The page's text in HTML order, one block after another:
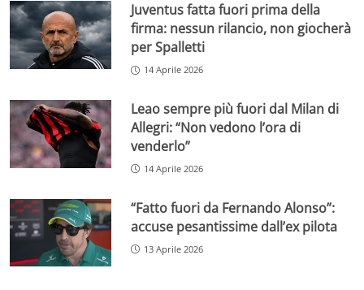
Juventus fatta fuori prima della
firma: nessun rilancio, non giocherà
per Spalletti
14 Aprile 2026
Leao sempre più fuori dal Milan di
Allegri: “Non vedono l’ora di
venderlo”
14 Aprile 2026
“Fatto fuori da Fernando Alonso”:
accuse pesantissime dall’ex pilota
13 Aprile 2026